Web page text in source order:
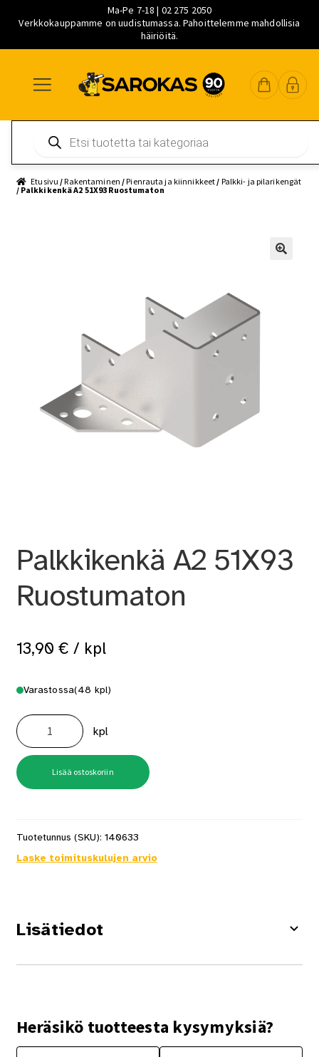
Ma-Pe 7-18 | 02 275 2050
Verkkokauppamme on uudistumassa. Pahoittelemme mahdollisia
häiriöitä.
navigointiin
sisältöön
pääsisältöön
search
Etusivu /Rakentaminen /Pienrauta ja kiinnikkeet / Palkki- ja pilarikengät
/ Palkkikenkä A2 51X93 Ruostumaton
Palkkikenkä A2 51X93
Ruostumaton
13,90 € / kpl
Varastossa(48 kpl)
Palkkikenkä
A2
51X93
Ruostumaton
määrä
kpl
Lisää ostoskoriin
Tuotetunnus (SKU): 140633
Laske toimituskulujen arvio
Lisätiedot
Heräsikö tuotteesta kysymyksiä?